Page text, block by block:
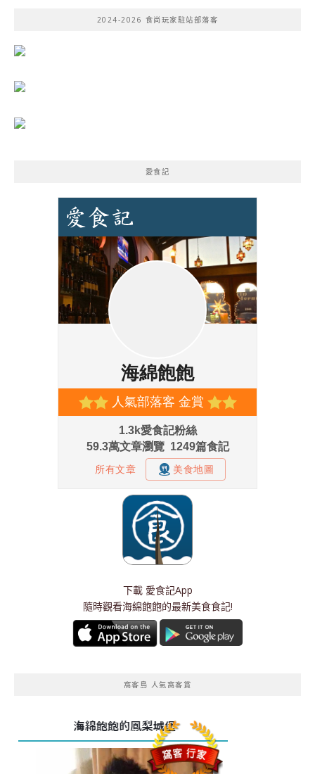
2024-2026 食尚玩家駐站部落客
愛食記
下載 愛食記App
隨時觀看海綿飽飽的最新美食食記!
窩客島 人氣窩客賞